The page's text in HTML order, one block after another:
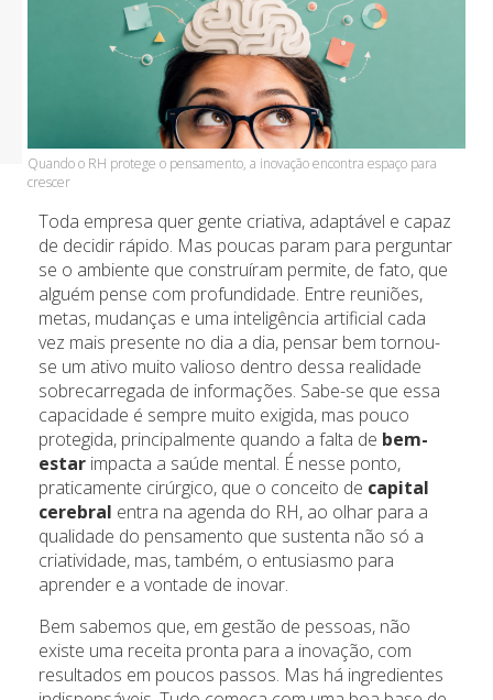
Quando o RH protege o pensamento, a inovação encontra espaço para
crescer
Toda empresa quer gente criativa, adaptável e capaz
de decidir rápido. Mas poucas param para perguntar
se o ambiente que construíram permite, de fato, que
alguém pense com profundidade. Entre reuniões,
metas, mudanças e uma inteligência artificial cada
vez mais presente no dia a dia, pensar bem tornou-
se um ativo muito valioso dentro dessa realidade
sobrecarregada de informações. Sabe-se que essa
capacidade é sempre muito exigida, mas pouco
protegida, principalmente quando a falta de bem-
estar impacta a saúde mental. É nesse ponto,
praticamente cirúrgico, que o conceito de capital
cerebral entra na agenda do RH, ao olhar para a
qualidade do pensamento que sustenta não só a
criatividade, mas, também, o entusiasmo para
aprender e a vontade de inovar.
Bem sabemos que, em gestão de pessoas, não
existe uma receita pronta para a inovação, com
resultados em poucos passos. Mas há ingredientes